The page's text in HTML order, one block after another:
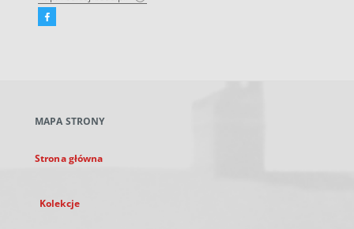
Facebook
karcie
MAPA STRONY
Strona główna
Kolekcje